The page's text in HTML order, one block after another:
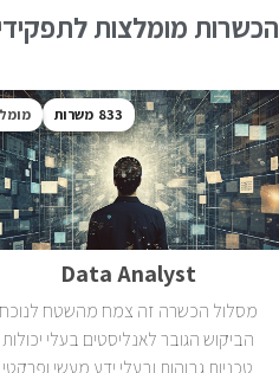
הכשרות מומלצות
833
Data Analyst
מסלול הכשרה זה צמח מהשטח לנוכח
הביקוש הגובר לאנליסטים בעלי יכולות
טכניות גבוהות ובעלי ידע מעשי ופרקטי